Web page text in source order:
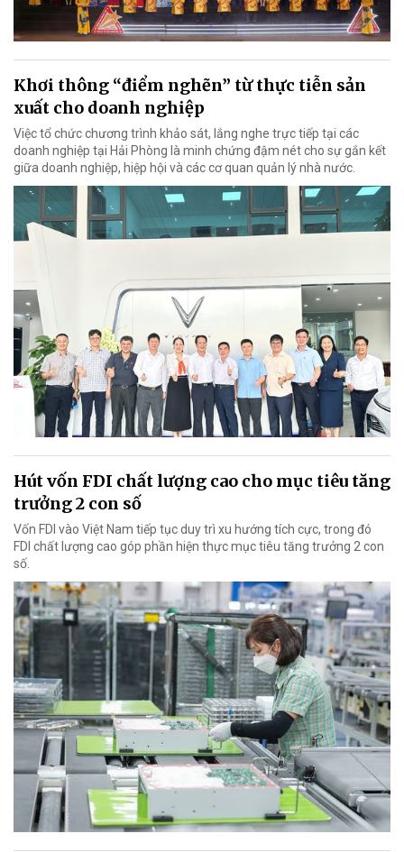
Khơi thông “điểm nghẽn” từ thực tiễn sản
xuất cho doanh nghiệp
Việc tổ chức chương trình khảo sát, lắng nghe trực tiếp tại các
doanh nghiệp tại Hải Phòng là minh chứng đậm nét cho sự gắn kết
giữa doanh nghiệp, hiệp hội và các cơ quan quản lý nhà nước.
Hút vốn FDI chất lượng cao cho mục tiêu tăng
trưởng 2 con số
Vốn FDI vào Việt Nam tiếp tục duy trì xu hướng tích cực, trong đó
FDI chất lượng cao góp phần hiện thực mục tiêu tăng trưởng 2 con
số.